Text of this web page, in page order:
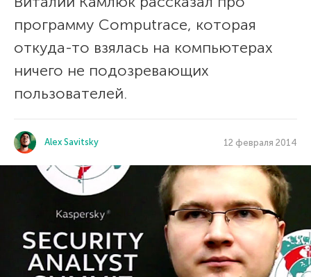
программу Computrace, которая
откуда-то взялась на компьютерах
ничего не подозревающих
пользователей.
Alex Savitsky 12 февраля 2014